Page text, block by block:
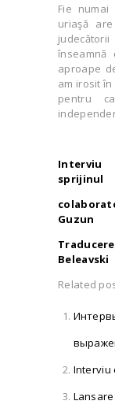
Fie
uriaşă
aproape
am irosit
pentru
Interviu
sprijinul
Guzun
Beleavski
Related
Interviu